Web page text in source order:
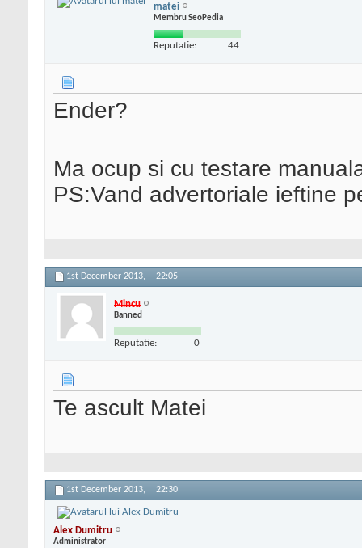
matei
Membru SeoPedia
Reputatie: 44
Ender?
Ma ocup si cu testare
PS:Vand advertoriale ieftine
1st December 2013, 22:05
Mincu
Banned
Reputatie: 0
Te ascult Matei
1st December 2013, 22:30
Alex Dumitru
Administrator